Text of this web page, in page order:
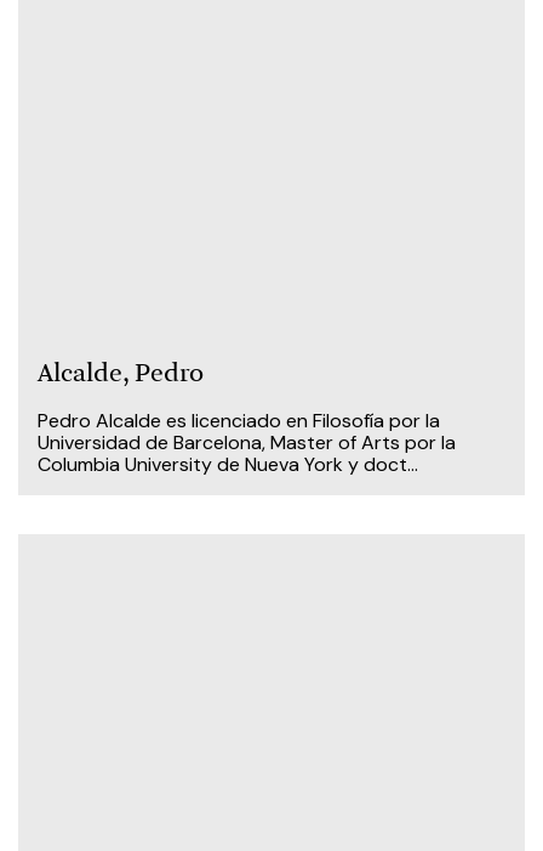
Alcalde, Pedro
Pedro Alcalde es licenciado en Filosofía por la
Universidad de Barcelona, Master of Arts por la
Columbia University de Nueva York y doct...